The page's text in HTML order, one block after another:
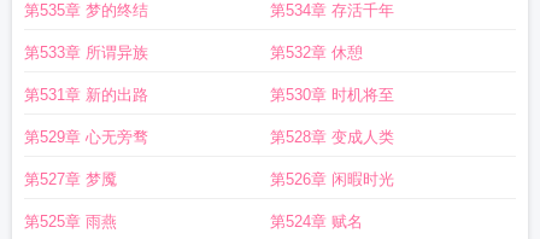
宙试炼场
终极宇宙内战 终极宇宙 宇宙终极答案
魔宇宙的终极奥秘终极宇宙1610漫画 宇宙的终极命运
命运猜想终极宇宙1610 终极系列之试炼终极宇宙顺序宇宙终极的答案42
宙终极42 宇宙的终极答案42 终极宇宙观看顺序
第535章 梦的终结 第534章 存活千年
第533章 所谓异族 第532章 休憩
第531章 新的出路 第530章 时机将至
第529章 心无旁骛 第528章 变成人类
第527章 梦魇 第526章 闲暇时光
第525章 雨燕 第524章 赋名